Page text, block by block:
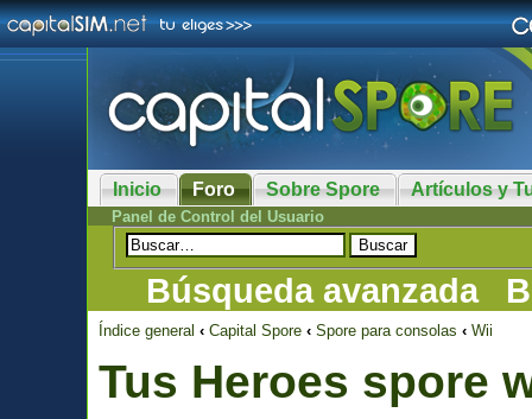
Inicio Foro Sobre Spore Artículos y
Panel de Control del Usuario
Búsqueda avanzada
Índice general ‹ Capital Spore ‹ Spore para consolas ‹ Wii
Tus Heroes spore